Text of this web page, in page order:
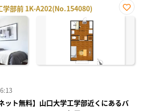
学部前 1K-A202(No.154080)
お気
ット無料】山口大学工学部近くにあるバ